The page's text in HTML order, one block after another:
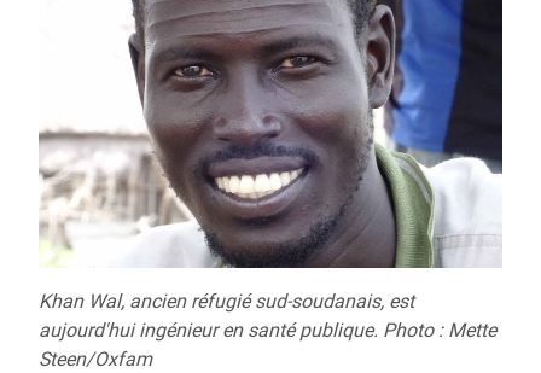
Khan Wal, ancien réfugié sud-soudanais, est
aujourd'hui ingénieur en santé publique. Photo : Mette
Steen/Oxfam